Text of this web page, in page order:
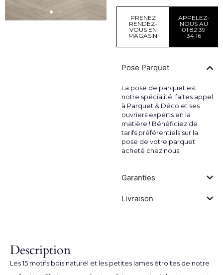
PRENEZ
RENDEZ-
VOUS EN
MAGASIN
APPELEZ-
NOUS AU
01 82 39
34 16
Pose Parquet
La pose de parquet est
notre spécialité, faites appel
à Parquet & Déco et ses
ouvriers experts en la
matière ! Bénéficiez de
tarifs préférentiels sur la
pose de votre parquet
acheté chez nous.
Garanties
Livraison
Description
Les 15 motifs bois naturel et les petites lames étroites de notre